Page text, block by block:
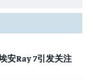
安Ray 7引发关注